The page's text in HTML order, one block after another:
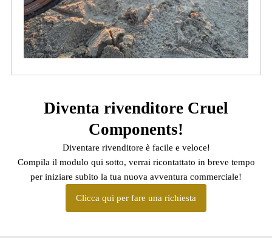
Diventa rivenditore Cruel
Components!
Diventare rivenditore è facile e veloce!
Compila il modulo qui sotto, verrai ricontattato in breve tempo
per iniziare subito la tua nuova avventura commerciale!
Clicca qui per fare una richiesta